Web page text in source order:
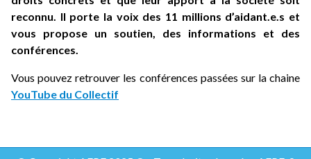
reconnu. Il porte la voix des 11 millions d’aidant.e.s et
vous propose un soutien, des informations et des
conférences.
Vous pouvez retrouver les conférences passées sur la chaine
YouTube du Collectif